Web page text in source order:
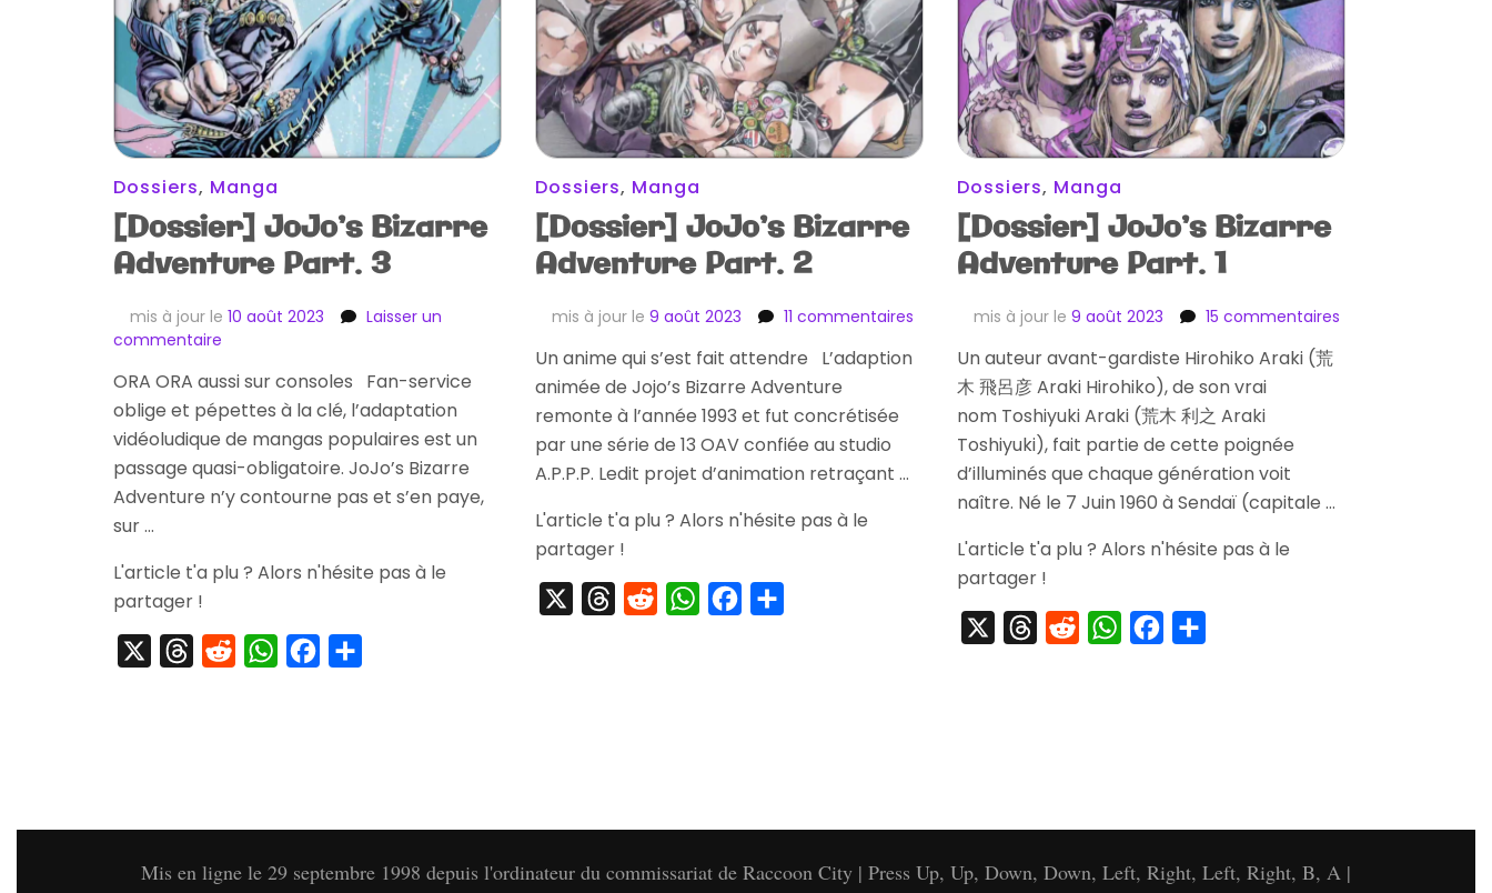
Dossiers, Manga
[Dossier] JoJo’s Bizarre
Adventure Part. 3
mis à jour le 10 août 2023
Laisser un
commentaire
JoJo’s
Bizarre
Adventure
Part.
3
ORA ORA aussi sur consoles Fan-service
oblige et pépettes à la clé, l’adaptation
vidéoludique de mangas populaires est un
passage quasi-obligatoire. JoJo’s Bizarre
Adventure n’y contourne pas et s’en paye,
sur …
L'article t'a plu ? Alors n'hésite pas à le
partager !
ThreadsRedditWhatsAppFacebook
Dossiers, Manga
[Dossier] JoJo’s Bizarre
Adventure Part. 2
mis à jour le 9 août 2023 11 commentairessur
JoJo’s
Bizarre
Adventure
Un anime qui s’est fait attendre L’adaption
animée de Jojo’s Bizarre Adventure
remonte à l’année 1993 et fut concrétisée
par une série de 13 OAV confiée au studio
A.P.P.P. Ledit projet d’animation retraçant …
L'article t'a plu ? Alors n'hésite pas à le
partager !
ThreadsRedditWhatsAppFacebook
Dossiers, Manga
[Dossier] JoJo’s Bizarre
Adventure Part. 1
mis à jour le 9 août 2023 15 commentairessur
Un auteur avant-gardiste Hirohiko Araki (荒
木 飛呂彦 Araki Hirohiko), de son vrai
nom Toshiyuki Araki (荒木 利之 Araki
Toshiyuki), fait partie de cette poignée
d’illuminés que chaque génération voit
naître. Né le 7 Juin 1960 à Sendaï (capitale …
L'article t'a plu ? Alors n'hésite pas à le
partager !
ThreadsRedditWhatsAppFacebook
Mis en ligne le 29 septembre 1998 depuis l'ordinateur du commissariat de Raccoon City | Press Up, Up, Down, Down, Left, Right, Left, Right, B, A |